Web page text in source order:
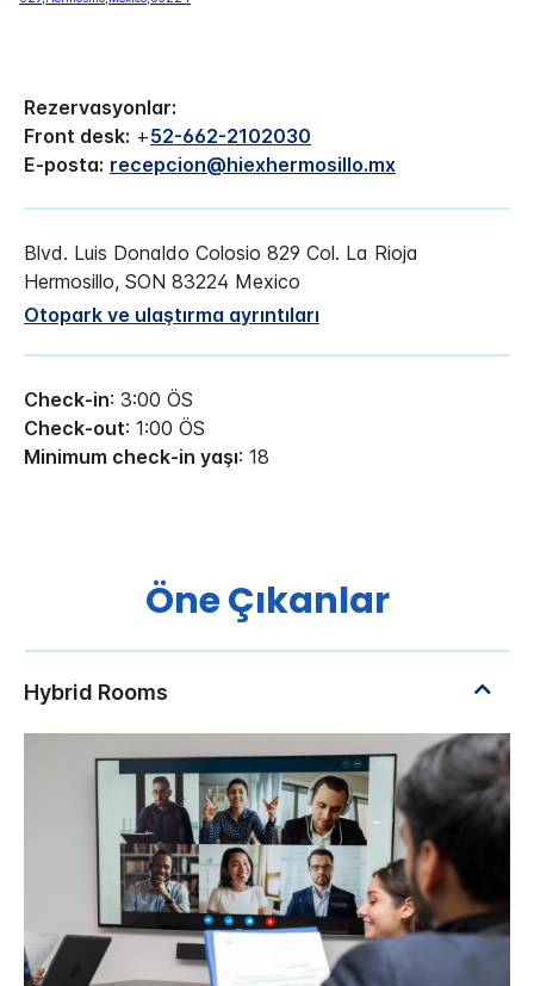
Rezervasyonlar:
Front desk: +52-662-2102030
E-posta: recepcion@hiexhermosillo.mx
Blvd. Luis Donaldo Colosio 829 Col. La Rioja
Hermosillo, SON 83224 Mexico
Otopark ve ulaştırma ayrıntıları
Check-in: 3:00 ÖS
Check-out: 1:00 ÖS
Minimum check-in yaşı: 18
Öne Çıkanlar